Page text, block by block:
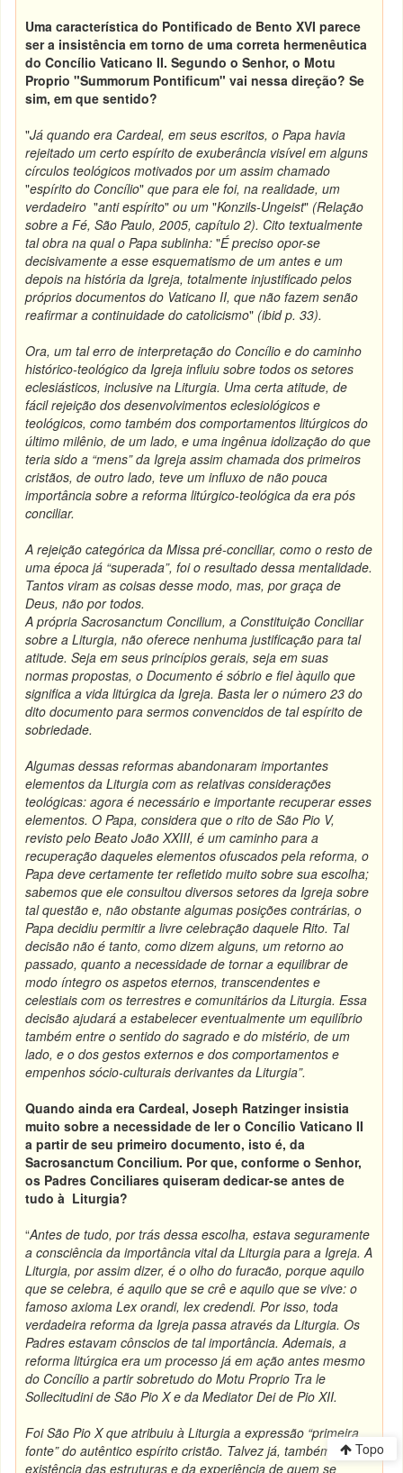
Uma característica do Pontificado de Bento XVI parece
ser a insistência em torno de uma correta hermenêutica
do Concílio Vaticano II. Segundo o Senhor, o Motu
Proprio "Summorum Pontificum" vai nessa direção? Se
sim, em que sentido?
"Já quando era Cardeal, em seus escritos, o Papa havia
rejeitado um certo espírito de exuberância visível em alguns
círculos teológicos motivados por um assim chamado
"espírito do Concílio" que para ele foi, na realidade, um
verdadeiro"anti espírito" ou um"Konzils-Ungeist" (Relação
sobre a Fé, São Paulo, 2005, capítulo 2). Cito textualmente
tal obra na qual o Papa sublinha:"É preciso opor-se
decisivamente a esse esquematismo de um antes e um
depois na história da Igreja, totalmente injustificado pelos
próprios documentos do Vaticano II, que não fazem senão
reafirmar a continuidade do catolicismo" (ibid p. 33).
Ora, um tal erro de interpretação do Concílio e do caminho
histórico-teológico da Igreja influiu sobre todos os setores
eclesiásticos, inclusive na Liturgia. Uma certa atitude, de
fácil rejeição dos desenvolvimentos eclesiológicos e
teológicos, como também dos comportamentos litúrgicos do
último milênio, de um lado, e uma ingênua idolização do que
teria sido a “mens” da Igreja assim chamada dos primeiros
cristãos, de outro lado, teve um influxo de não pouca
importância sobre a reforma litúrgico-teológica da era pós
conciliar.
A rejeição categórica da Missa pré-conciliar, como o resto de
uma época já “superada”, foi o resultado dessa mentalidade.
Tantos viram as coisas desse modo, mas, por graça de
Deus, não por todos.
A própria Sacrosanctum Concilium, a Constituição Conciliar
sobre a Liturgia, não oferece nenhuma justificação para tal
atitude. Seja em seus princípios gerais, seja em suas
normas propostas, o Documento é sóbrio e fiel àquilo que
significa a vida litúrgica da Igreja. Basta ler o número 23 do
dito documento para sermos convencidos de tal espírito de
sobriedade.
Algumas dessas reformas abandonaram importantes
elementos da Liturgia com as relativas considerações
teológicas: agora é necessário e importante recuperar esses
elementos. O Papa, considera que o rito de São Pio V,
revisto pelo Beato João XXIII, é um caminho para a
recuperação daqueles elementos ofuscados pela reforma, o
Papa deve certamente ter refletido muito sobre sua escolha;
sabemos que ele consultou diversos setores da Igreja sobre
tal questão e, não obstante algumas posições contrárias, o
Papa decidiu permitir a livre celebração daquele Rito. Tal
decisão não é tanto, como dizem alguns, um retorno ao
passado, quanto a necessidade de tornar a equilibrar de
modo íntegro os aspetos eternos, transcendentes e
celestiais com os terrestres e comunitários da Liturgia. Essa
decisão ajudará a estabelecer eventualmente um equilíbrio
também entre o sentido do sagrado e do mistério, de um
lado, e o dos gestos externos e dos comportamentos e
empenhos sócio-culturais derivantes da Liturgia”.
Quando ainda era Cardeal, Joseph Ratzinger insistia
muito sobre a necessidade de ler o Concílio Vaticano II
a partir de seu primeiro documento, isto é, da
Sacrosanctum Concilium. Por que, conforme o Senhor,
os Padres Conciliares quiseram dedicar-se antes de
tudo à Liturgia?
“Antes de tudo, por trás dessa escolha, estava seguramente
a consciência da importância vital da Liturgia para a Igreja. A
Liturgia, por assim dizer, é o olho do furacão, porque aquilo
que se celebra, é aquilo que se crê e aquilo que se vive: o
famoso axioma Lex orandi, lex credendi. Por isso, toda
verdadeira reforma da Igreja passa através da Liturgia. Os
Padres estavam cônscios de tal importância. Ademais, a
reforma litúrgica era um processo já em ação antes mesmo
do Concílio a partir sobretudo do Motu Proprio Tra le
Sollecitudini de São Pio X e da Mediator Dei de Pio XII.
Foi São Pio X que atribuiu à Liturgia a expressão “primeira
fonte” do autêntico espírito cristão. Talvez já, também, a
existência das estruturas e da experiência de quem se
Topo